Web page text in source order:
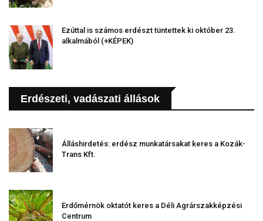
Ezúttal is számos erdészt tüntettek ki október 23.
alkalmából (+KÉPEK)
Erdészeti, vadászati állások
Álláshirdetés: erdész munkatársakat keres a Kozák-
Trans Kft.
Erdőmérnök oktatót keres a Déli Agrárszakképzési
Centrum